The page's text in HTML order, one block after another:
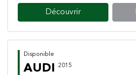
Découvrir
Disponible
AUDI 2015